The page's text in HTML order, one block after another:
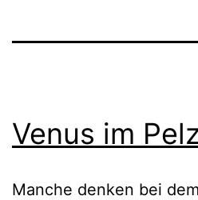
Venus im
Manche denken bei